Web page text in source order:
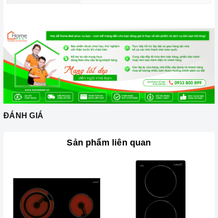
vì sẽ tạo ra rất nhiều tiếng ồn trong khi nấu, đồng thời dễ ảnh
hưởng không tốt đến bếp hồng ngoại.
Nên chọn nồi có đường kính đáy phù hợp với vùng nấu,
không nhỏ quá cũng không to quá. Đường kính nồi thông
thường khoảng từ 10-35cm.
Lưu ý trong quá trình nấu
Đảm bảo đọc hướng dẫn sử dụng kèm theo để biết điện áp
Làm theo hướng dẫn của nhà sản xuất.
Đặt dụng cụ nấu đúng trọng tâm của vùng nấu trước khi bật
cảm ứng để tránh các mã lỗi và để tiết kiệm điện năng.
Bật bếp bằng cách chạm vào nút bật/ tắt trên bảng điều
ĐÁNH GIÁ
Sản phẩm liên quan